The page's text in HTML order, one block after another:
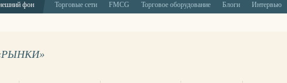
фон Торговые сети FMCG Торговое оборудование Блоги Интервью